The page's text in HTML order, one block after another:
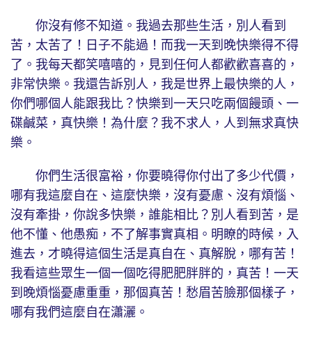
你沒有修不知道。我過去那些生活，別人看到
苦，太苦了！日子不能過！而我一天到晚快樂得不得
了。我每天都笑嘻嘻的，見到任何人都歡歡喜喜的，
非常快樂。我還告訴別人，我是世界上最快樂的人，
你們哪個人能跟我比？快樂到一天只吃兩個饅頭、一
碟鹹菜，真快樂！為什麼？我不求人，人到無求真快
樂。
你們生活很富裕，你要曉得你付出了多少代價，
哪有我這麼自在、這麼快樂，沒有憂慮、沒有煩惱、
沒有牽掛，你說多快樂，誰能相比？別人看到苦，是
他不懂、他愚痴，不了解事實真相。明瞭的時候，入
進去，才曉得這個生活是真自在、真解脫，哪有苦！
我看這些眾生一個一個吃得肥肥胖胖的，真苦！一天
到晚煩惱憂慮重重，那個真苦！愁眉苦臉那個樣子，
哪有我們這麼自在瀟灑。